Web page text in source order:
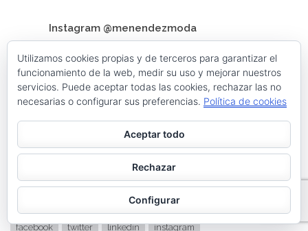
Instagram @menendezmoda
menendezmoda
Menéndez Moda hombre
Seguir en Instagram
Contacta con nosotros
facebook twitter linkedin instagram
Utilizamos cookies propias y de terceros para garantizar el
funcionamiento de la web, medir su uso y mejorar nuestros
servicios. Puede aceptar todas las cookies, rechazar las no
necesarias o configurar sus preferencias. Política de cookies
Aceptar todo
Rechazar
Configurar